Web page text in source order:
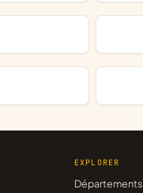
EXPLORER
Départements